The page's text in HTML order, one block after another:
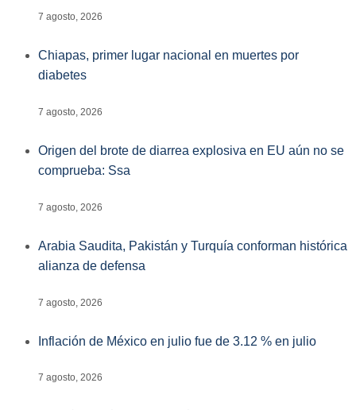
7 agosto, 2026
Chiapas, primer lugar nacional en muertes por
diabetes
7 agosto, 2026
Origen del brote de diarrea explosiva en EU aún no se
comprueba: Ssa
7 agosto, 2026
Arabia Saudita, Pakistán y Turquía conforman histórica
alianza de defensa
7 agosto, 2026
Inflación de México en julio fue de 3.12 % en julio
7 agosto, 2026